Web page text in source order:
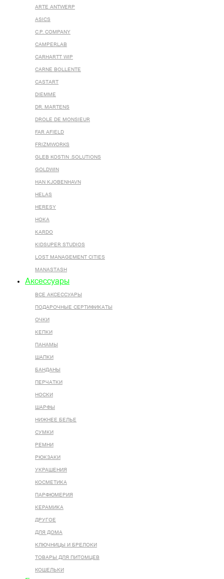
ARTE ANTWERP
ASICS
C.P. COMPANY
CAMPERLAB
CARHARTT WIP
CARNE BOLLENTE
CASTART
DIEMME
DR. MARTENS
DROLE DE MONSIEUR
FAR AFIELD
FRIZMWORKS
GLEB KOSTIN .SOLUTIONS
GOLDWIN
HAN KJOBENHAVN
HELAS
HERESY
HOKA
KARDO
KIDSUPER STUDIOS
LOST MANAGEMENT CITIES
MANASTASH
Аксессуары
ВСЕ AКСЕССУАРЫ
ПОДАРОЧНЫЕ СЕРТИФИКАТЫ
ОЧКИ
КЕПКИ
ПАНАМЫ
ШАПКИ
БАНДАНЫ
ПЕРЧАТКИ
НОСКИ
ШАРФЫ
НИЖНЕЕ БЕЛЬЕ
СУМКИ
РЕМНИ
РЮКЗАКИ
УКРАШЕНИЯ
КОСМЕТИКА
ПАРФЮМЕРИЯ
КЕРАМИКА
ДРУГОЕ
ДЛЯ ДОМА
КЛЮЧНИЦЫ И БРЕЛОКИ
ТОВАРЫ ДЛЯ ПИТОМЦЕВ
КОШЕЛЬКИ